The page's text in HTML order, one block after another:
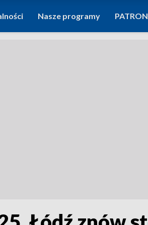
Nasze programy